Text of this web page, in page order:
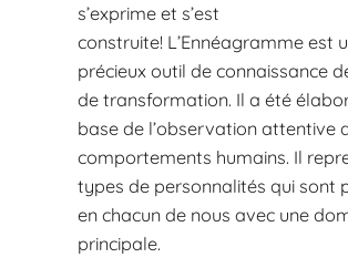
s’exprime et s’est
construite! L’Ennéagramme est
précieux outil de connaissance
de transformation. Il a été
base de l’observation attentive
comportements humains. Il
types de personnalités qui sont
en chacun de nous avec une
principale.